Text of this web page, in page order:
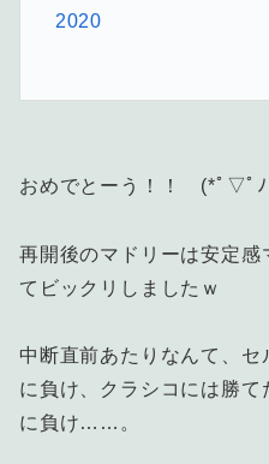
2020
おめでとーう！！ (*ﾟ▽ﾟﾉ
再開後のマドリーは安定感
てビックリしましたｗ
中断直前あたりなんて、
に負け、クラシコには勝て
に負け……。